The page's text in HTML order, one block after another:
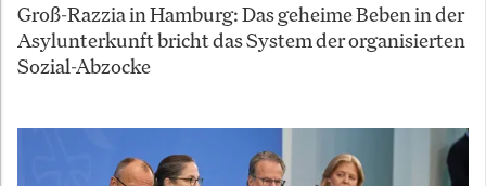
Groß-Razzia in Hamburg: Das geheime Beben in der
Asylunterkunft bricht das System der organisierten
Sozial-Abzocke